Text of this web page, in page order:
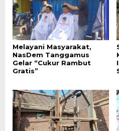
Melayani Masyarakat,
NasDem Tanggamus
Gelar “Cukur Rambut
Gratis”